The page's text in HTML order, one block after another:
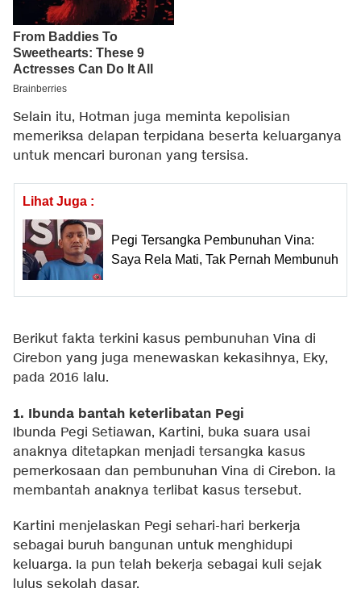
Selain itu, Hotman juga meminta kepolisian
memeriksa delapan terpidana beserta keluarganya
untuk mencari buronan yang tersisa.
Lihat Juga :
Pegi Tersangka Pembunuhan Vina:
Saya Rela Mati, Tak Pernah Membunuh
Berikut fakta terkini kasus pembunuhan Vina di
Cirebon yang juga menewaskan kekasihnya, Eky,
pada 2016 lalu.
1. Ibunda bantah keterlibatan Pegi
Ibunda Pegi Setiawan, Kartini, buka suara usai
anaknya ditetapkan menjadi tersangka kasus
pemerkosaan dan pembunuhan Vina di Cirebon. Ia
membantah anaknya terlibat kasus tersebut.
Kartini menjelaskan Pegi sehari-hari berkerja
sebagai buruh bangunan untuk menghidupi
keluarga. Ia pun telah bekerja sebagai kuli sejak
lulus sekolah dasar.